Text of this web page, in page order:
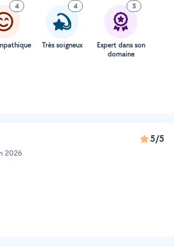
4 4
Très soigneux
3
Expert dans son
domaine
2026
5/5